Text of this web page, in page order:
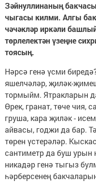
Зәйнуллинаның
чыгасы килми. Алгы
чәчәкләр иркәли
төрлелектән үзеңне
тоясың.
Нәрсә генә үсми
яшелчәләр, җиләк-
тормыйм. Ятракларын
Өрек, гранат, төче чия,
груша, кара җиләк -
айвасы, годжи да бар.
төрен үстерәләр.
сантиметр да буш
никадәр генә тыгыз
һәрберсенең